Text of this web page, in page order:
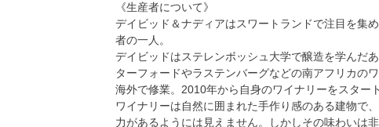
《生産者について》
デイビッド＆ナディアはスワートランドで注目を集
者の一人。
デイビッドはステレンボッシュ大学で醸造を学んだ
ターフォードやラステンバーグなどの南アフリカの
海外で修業。2010年から自身のワイナリーをスター
ワイナリーは自然に囲まれた手作り感のある建物で
力があるようには見えません。しかしその味わいは